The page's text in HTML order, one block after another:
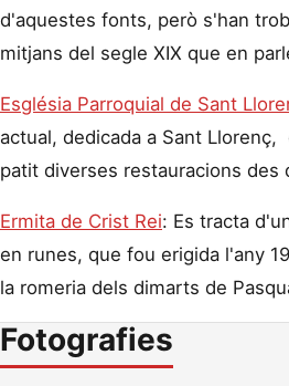
d'aquestes fonts, però s'han
mitjans del segle XIX que en
Església Parroquial de Sant
actual, dedicada a Sant
patit diverses restauracions des
Ermita de Crist Rei: Es tracta
en runes, que fou erigida l'any
la romeria dels dimarts de
Fotografies